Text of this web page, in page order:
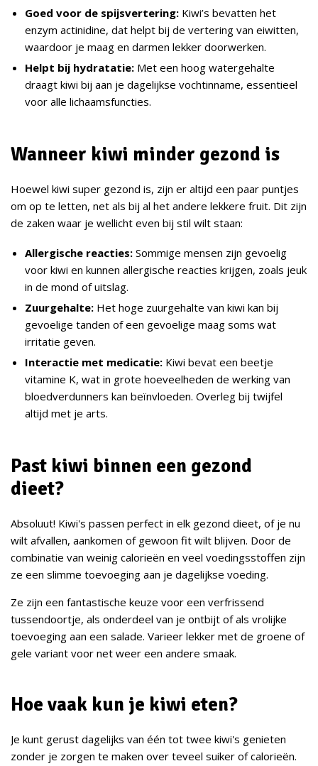
Goed voor de spijsvertering: Kiwi’s bevatten het
enzym actinidine, dat helpt bij de vertering van eiwitten,
waardoor je maag en darmen lekker doorwerken.
Helpt bij hydratatie: Met een hoog watergehalte
draagt kiwi bij aan je dagelijkse vochtinname, essentieel
voor alle lichaamsfuncties.
Wanneer kiwi minder gezond is
Hoewel kiwi super gezond is, zijn er altijd een paar puntjes
om op te letten, net als bij al het andere lekkere fruit. Dit zijn
de zaken waar je wellicht even bij stil wilt staan:
Allergische reacties: Sommige mensen zijn gevoelig
voor kiwi en kunnen allergische reacties krijgen, zoals jeuk
in de mond of uitslag.
Zuurgehalte: Het hoge zuurgehalte van kiwi kan bij
gevoelige tanden of een gevoelige maag soms wat
irritatie geven.
Interactie met medicatie: Kiwi bevat een beetje
vitamine K, wat in grote hoeveelheden de werking van
bloedverdunners kan beïnvloeden. Overleg bij twijfel
altijd met je arts.
Past kiwi binnen een gezond
dieet?
Absoluut! Kiwi's passen perfect in elk gezond dieet, of je nu
wilt afvallen, aankomen of gewoon fit wilt blijven. Door de
combinatie van weinig calorieën en veel voedingsstoffen zijn
ze een slimme toevoeging aan je dagelijkse voeding.
Ze zijn een fantastische keuze voor een verfrissend
tussendoortje, als onderdeel van je ontbijt of als vrolijke
toevoeging aan een salade. Varieer lekker met de groene of
gele variant voor net weer een andere smaak.
Hoe vaak kun je kiwi eten?
Je kunt gerust dagelijks van één tot twee kiwi's genieten
zonder je zorgen te maken over teveel suiker of calorieën.